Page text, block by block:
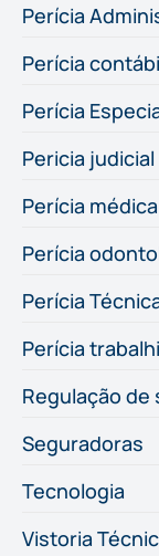
Perícia
Perícia
Perícia
Pericia judicial
Perícia médica
Perícia
Perícia
Perícia
Regulação de
Seguradoras
Tecnologia
Vistoria